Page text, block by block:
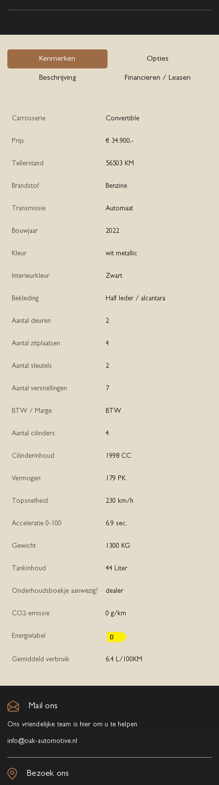
Kenmerken Opties
Beschrijving Financieren / Leasen
Carrosserie Convertible
Prijs € 34.900,-
Tellerstand 56503 KM
Brandstof Benzine
Transmissie Automaat
Bouwjaar 2022
Kleur wit metallic
Interieurkleur Zwart
Bekleding Half leder / alcantara
Aantal deuren 2
Aantal zitplaatsen 4
Aantal sleutels 2
Aantal versnellingen 7
BTW / Marge BTW
Aantal cilinders 4
Cilinderinhoud 1998 CC
Vermogen 179 PK
Topsnelheid 230 km/h
Acceleratie 0-100 6.9 sec.
Gewicht 1300 KG
Tankinhoud 44 Liter
Onderhoudsboekje aanwezig? dealer
CO2-emissie 0 g/km
Energielabel
Gemiddeld verbruik 6.4 L/100KM
Mail ons
Ons vriendelijke team is hier om u te helpen
info@oak-automotive.nl
Bezoek ons